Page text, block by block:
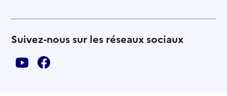
Suivez-nous sur les réseaux sociaux